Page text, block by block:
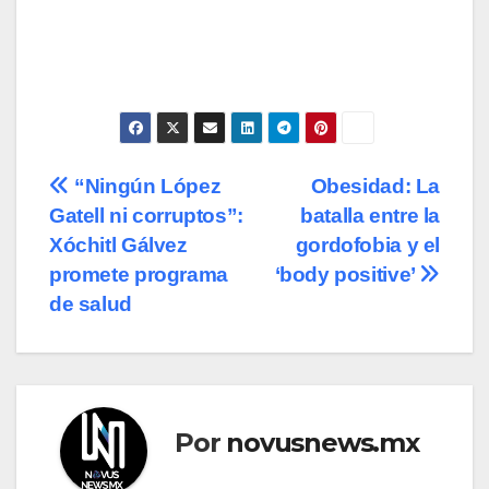
Navegación
de
entradas
Obesidad: La
batalla entre la
gordofobia y el
‘body positive’
“Ningún López
Gatell ni corruptos”:
Xóchitl Gálvez
promete programa
de salud
Por novusnews.mx